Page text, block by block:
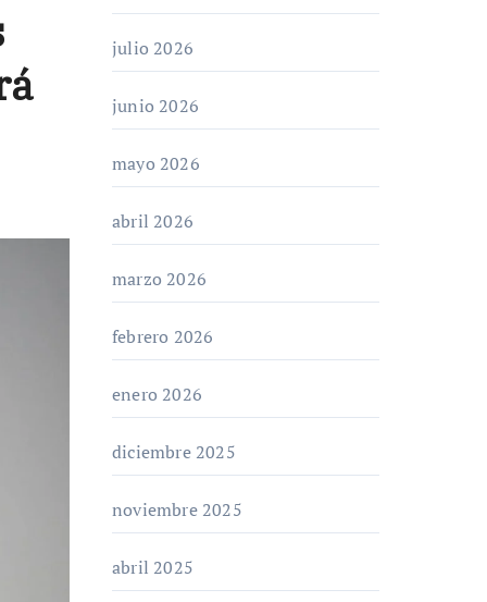
julio 2026
junio 2026
mayo 2026
abril 2026
marzo 2026
febrero 2026
enero 2026
diciembre 2025
noviembre 2025
abril 2025